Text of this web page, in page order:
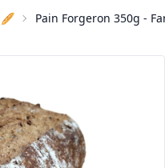
Pain Forgeron 350g -